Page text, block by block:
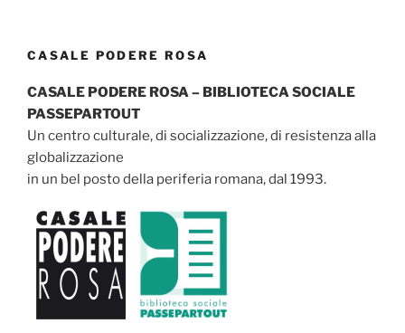
CASALE PODERE ROSA
CASALE PODERE ROSA – BIBLIOTECA SOCIALE
PASSEPARTOUT
Un centro culturale, di socializzazione, di resistenza alla
globalizzazione
in un bel posto della periferia romana, dal 1993.